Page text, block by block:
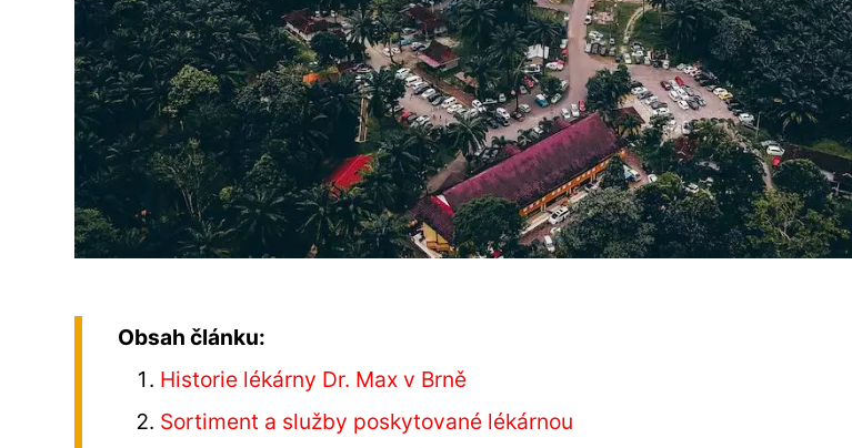
Obsah článku:
Historie lékárny Dr. Max v Brně
Sortiment a služby poskytované lékárnou